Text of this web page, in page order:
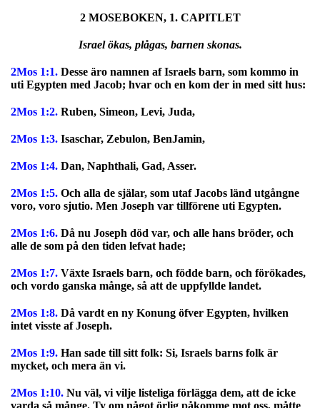
2 MOSEBOKEN, 1. CAPITLET
Israel ökas, plågas, barnen skonas.
2Mos 1:1. Desse äro namnen af Israels barn, som kommo in
uti Egypten med Jacob; hvar och en kom der in med sitt hus:
2Mos 1:2. Ruben, Simeon, Levi, Juda,
2Mos 1:3. Isaschar, Zebulon, BenJamin,
2Mos 1:4. Dan, Naphthali, Gad, Asser.
2Mos 1:5. Och alla de själar, som utaf Jacobs länd utgångne
voro, voro sjutio. Men Joseph var tillförene uti Egypten.
2Mos 1:6. Då nu Joseph död var, och alle hans bröder, och
alle de som på den tiden lefvat hade;
2Mos 1:7. Växte Israels barn, och födde barn, och förökades,
och vordo ganska månge, så att de uppfyllde landet.
2Mos 1:8. Då vardt en ny Konung öfver Egypten, hvilken
intet visste af Joseph.
2Mos 1:9. Han sade till sitt folk: Si, Israels barns folk är
mycket, och mera än vi.
2Mos 1:10. Nu väl, vi vilje listeliga förlägga dem, att de icke
varda så månge. Ty om något örlig påkomme mot oss, måtte